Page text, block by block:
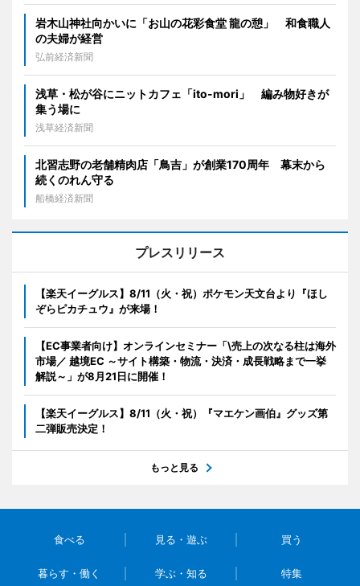
岩木山神社向かいに「お山の花彩食堂 龍の憩」 和食職人
の夫婦が経営
弘前経済新聞
浅草・松が谷にニットカフェ「ito-mori」 編み物好きが
集う場に
浅草経済新聞
北習志野の老舗精肉店「鳥吉」が創業170周年 幕末から
続くのれん守る
船橋経済新聞
プレスリリース
【楽天イーグルス】8/11（火・祝）ポケモン天文台より『ほし
ぞらピカチュウ』が来場！
【EC事業者向け】オンラインセミナー「\売上の次なる柱は海外
市場／ 越境EC ～サイト構築・物流・決済・成長戦略まで一挙
解説～」が8月21日に開催！
【楽天イーグルス】8/11（火・祝）『マエケン画伯』グッズ第
二弾販売決定！
もっと見る
食べる 見る・遊ぶ 買う
暮らす・働く 学ぶ・知る 特集